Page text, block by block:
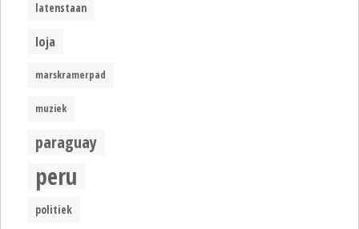
latenstaan
loja
marskramerpad
muziek
paraguay
peru
politiek